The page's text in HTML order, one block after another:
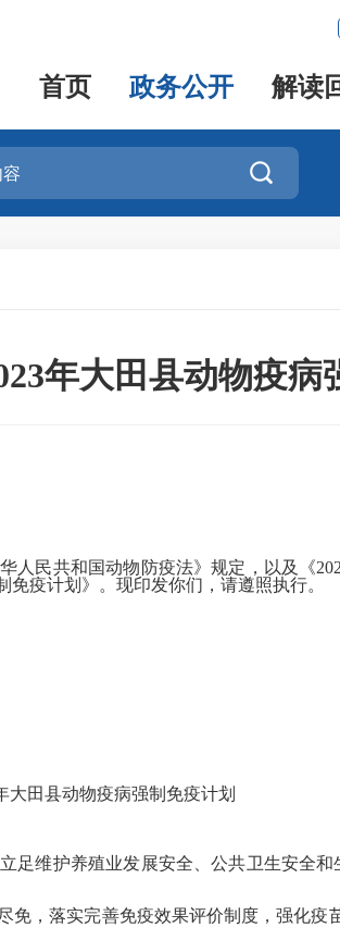
首页 政务公开 解读

年大田县动物疫病
民共和国动物防疫法》规定，以及《
疫计划》。现印发你们，请遵照执行。
大田县动物疫病强制免疫计划
足维护养殖业发展安全、公共卫生安全
免，落实完善免疫效果评价制度，强化疫